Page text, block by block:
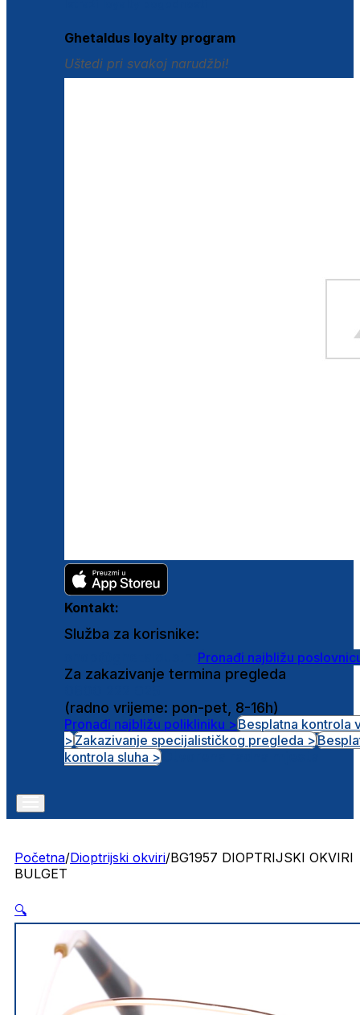
Ghetaldus loyalty program
Uštedi pri svakoj narudžbi!
Kontakt:
Služba za korisnike:
Pronađi najbližu
Za zakazivanje termina pregleda
(radno vrijeme: pon-pet, 8-16h)
Pronađi najbližu polikliniku >Besplatna kontrola
>Zakazivanje specijalističkog pregleda >
kontrola sluha >
Početna/Dioptrijski okviri/BG1957 DIOPTRIJSKI OKVIRI
BULGET
🔍